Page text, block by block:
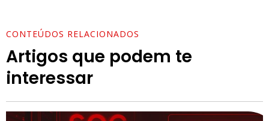
CONTEÚDOS RELACIONADOS
Artigos que podem te
interessar